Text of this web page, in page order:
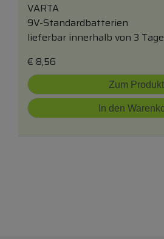
VARTA
9V-Standardbatterien
lieferbar innerhalb von 3
€ 8,56
Zum Produkt
In den